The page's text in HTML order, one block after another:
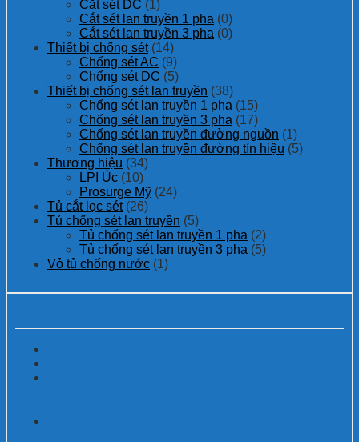
Cắt sét DC (1)
Cắt sét lan truyền 1 pha (0)
Cắt sét lan truyền 3 pha (0)
Thiết bị chống sét (14)
Chống sét AC (9)
Chống sét DC (5)
Thiết bị chống sét lan truyền (38)
Chống sét lan truyền 1 pha (15)
Chống sét lan truyền 3 pha (17)
Chống sét lan truyền đường nguồn (1)
Chống sét lan truyền đường tín hiệu (5)
Thương hiệu (34)
LPI Úc (10)
Prosurge Mỹ (24)
Tủ cắt lọc sét (26)
Tủ chống sét lan truyền (5)
Tủ chống sét lan truyền 1 pha (2)
Tủ chống sét lan truyền 3 pha (5)
Vỏ tủ chống nước (1)